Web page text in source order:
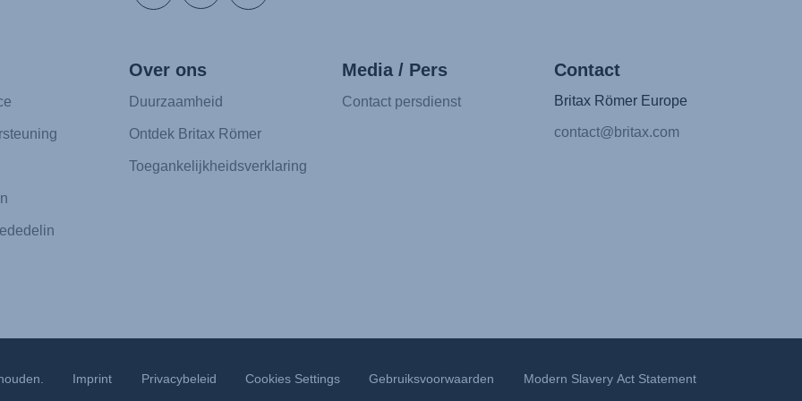
Over ons
Duurzaamheid
Ontdek Britax Römer
Toegankelijkheidsverklaring
Media / Pers
Contact persdienst
Contact
Britax Römer Europe
contact@britax.com
Imprint Privacybeleid Cookies Settings Gebruiksvoorwaarden Modern Slavery Act Statement